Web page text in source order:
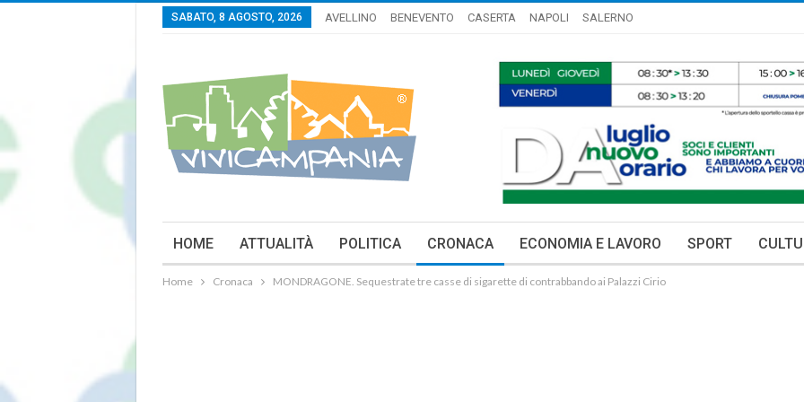
SABATO, 8 AGOSTO, 2026 AVELLINO BENEVENTO CASERTA NAPOLI SALERNO
HOME ATTUALITÀ POLITICA CRONACA ECONOMIA E LAVORO SPORT
Home Cronaca MONDRAGONE. Sequestrate tre casse di sigarette di contrabbando ai Palazzi Cirio